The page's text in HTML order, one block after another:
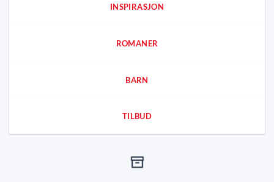
INSPIRASJON
ROMANER
BARN
TILBUD